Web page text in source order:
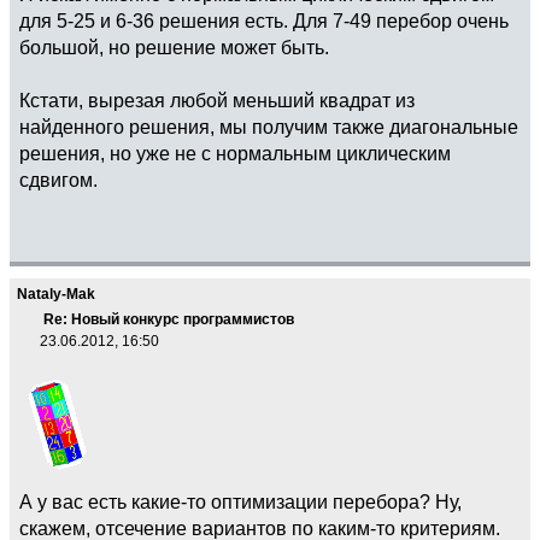
для 5-25 и 6-36 решения есть. Для 7-49 перебор очень
большой, но решение может быть.
Кстати, вырезая любой меньший квадрат из
найденного решения, мы получим также диагональные
решения, но уже не с нормальным циклическим
сдвигом.
Nataly-Mak
Re: Новый конкурс программистов
23.06.2012, 16:50
А у вас есть какие-то оптимизации перебора? Ну,
скажем, отсечение вариантов по каким-то критериям.